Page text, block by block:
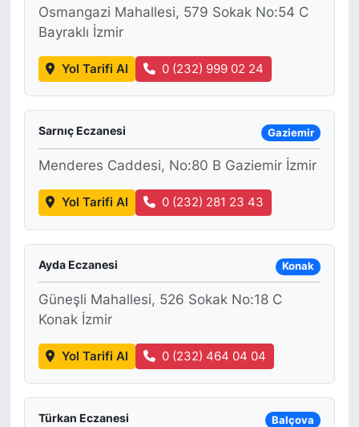
Osmangazi Mahallesi, 579 Sokak No:54 C
Bayraklı İzmir
Yol Tarifi Al 0 (232) 999 02 24
Sarnıç Eczanesi Gaziemir
Menderes Caddesi, No:80 B Gaziemir İzmir
Yol Tarifi Al 0 (232) 281 23 43
Ayda Eczanesi Konak
Güneşli Mahallesi, 526 Sokak No:18 C
Konak İzmir
Yol Tarifi Al 0 (232) 464 04 04
Türkan Eczanesi Balçova